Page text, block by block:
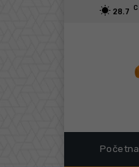
28.7 C
Početna